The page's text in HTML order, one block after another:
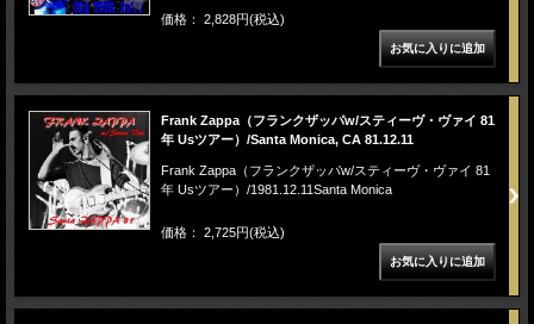
価格： 2,828円(税込)
Frank Zappa（フランクザッパw/スティーヴ・ヴァイ 81
年 Usツアー）/Santa Monica, CA 81.12.11
Frank Zappa（フランクザッパw/スティーヴ・ヴァイ 81
年 Usツアー）/1981.12.11Santa Monica
価格： 2,725円(税込)